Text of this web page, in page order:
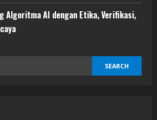
Algoritma AI dengan Etika, Verifikasi,